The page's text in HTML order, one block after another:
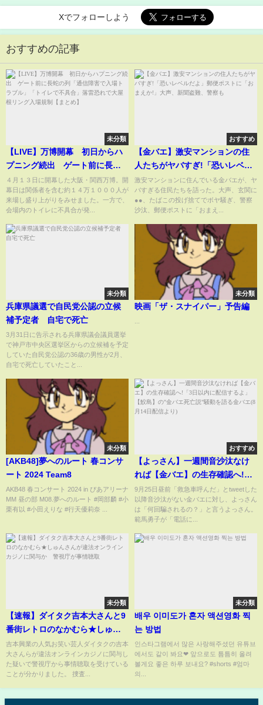
Xでフォローしよう
おすすめの記事
未分類
【LIVE】万博開幕 初日からハ
プニング続出 ゲート前に長蛇
の列「通信障害で入場トラブ
ル」「トイレで不具合」落雷恐
れで大屋根リング入場規制【ま
４月１３日に開幕した大阪・関西万博。開
幕日は関係者を含む約１４万１０００人が
来場し盛り上がりをみせました。一方で、
会場内のトイレに不具合が発...
おすすめ
【金バエ】激安マンションの住
人たちがヤバすぎ!「恐いレベル
だよ」郵便ポストに「おまえ
か!」大声、新聞盗難、警察も
激安マンションに住んでいる金バエが、ヤ
バすぎる住民たちを語った。大声、玄関に
●●、たばこの投げ捨てでボヤ騒ぎ、警察
沙汰、郵便ポストに「おまえ...
未分類
兵庫県議選で自民党公認の立候
補予定者 自宅で死亡
3月31日に告示される兵庫県議会議員選挙
で神戸市中央区選挙区からの立候補を予定
していた自民党公認の36歳の男性が2月、
自宅で死亡していたこと...
未分類
映画「ザ・スナイパー」予告編
未分類
[AKB48]夢へのルート 春コンサ
ート 2024 Team8
AKB48 春コンサート 2024 in ぴあアリーナ
MM 昼の部 M08.夢へのルート #岡部麟 #小
栗有以 #小田えりな #行天優莉奈 ...
おすすめ
【よっさん】一週間音沙汰なけ
れば【金バエ】の生存確認へ!「3
日以内に配信するよ」【鮫島】
の"金バエ死亡説"騒動を語る金
バエ(8月14日配信より)
9月25日昼前「救急車呼んだ」とtweetした
以降音沙汰がない金バエに対し、よっさん
は「何回騙されるの？」と言うよっさん。
範馬勇子が「電話に...
未分類
【速報】ダイタク吉本大さんと9
番街レトロのなかむら★しゅん
さんが違法オンラインカジノに
関与か 警視庁が事情聴取
吉本興業の人気お笑い芸人ダイタクの吉本
大さんらが違法オンラインカジノに関与し
た疑いで警視庁から事情聴取を受けている
ことが分かりました。 捜査...
未分類
배우 이미도가 혼자 액션영화 찍
는 방법
인스타그램에서 많은 사랑해주셨던 유튜브
에서도 같이 봐요❤ 앞으로도 틈틈히 올려
볼게요 좋은 하루 보내요? #shorts #엄마
의...